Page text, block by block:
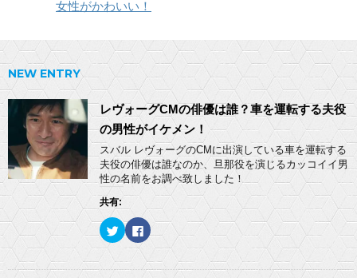
女性がかわいい！
NEW ENTRY
レヴォーグCMの俳優は誰？車を運転する夫役
の男性がイケメン！
スバル レヴォーグのCMに出演している車を運転する
夫役の俳優は誰なのか、旦那役を演じるカッコイイ男
性の名前をお調べ致しました！
共有:
ク
リ
ッ
し
F
a
b